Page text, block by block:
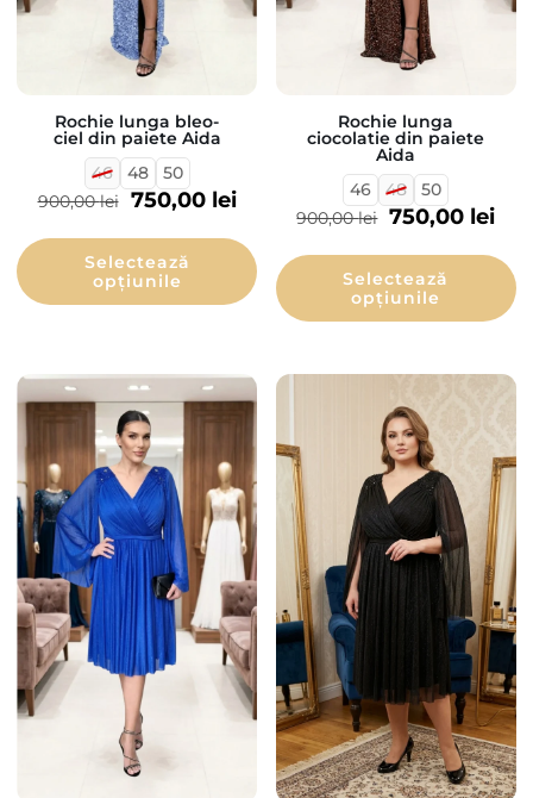
Rochie lunga bleo-
ciel din paiete Aida
46
48
50
900,00lei 750,00 lei
Selectează
opțiunile
Rochie lunga
ciocolatie din paiete
Aida
46
48
50
900,00lei 750,00 lei
Selectează
opțiunile